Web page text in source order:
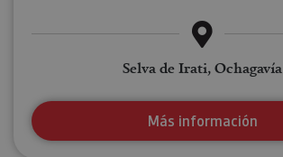
Selva de Irati, Ochagavía
Más información